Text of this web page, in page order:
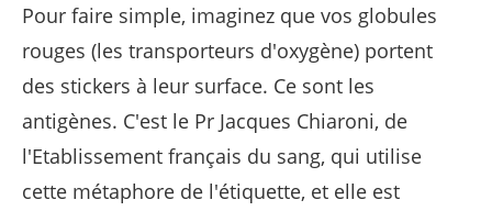
Pour faire simple, imaginez que vos globules
rouges (les transporteurs d'oxygène) portent
des stickers à leur surface. Ce sont les
antigènes. C'est le Pr Jacques Chiaroni, de
l'Etablissement français du sang, qui utilise
cette métaphore de l'étiquette, et elle est